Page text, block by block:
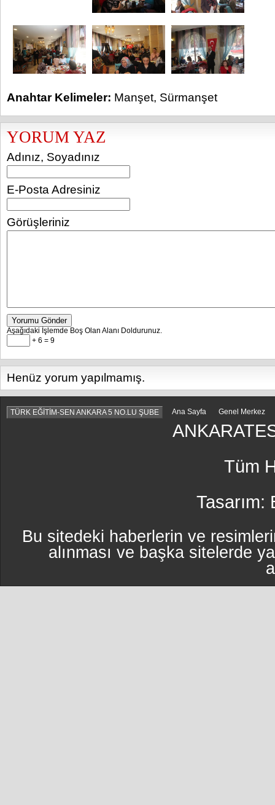
Anahtar Kelimeler: Manşet, Sürmanşet
YORUM YAZ
Adınız, Soyadınız
E-Posta Adresiniz
Görüşleriniz
Yorumu Gönder
Aşağıdaki İşlemde Boş Olan Alanı Doldurunuz.
+ 6 = 9
Henüz yorum yapılmamış.
TÜRK EĞİTİM-SEN ANKARA 5 NO.LU ŞUBE Ana Sayfa Genel Merkez
Tüm
Tasarım:
Bu sitedeki haberlerin ve
alınması ve başka sitelerde